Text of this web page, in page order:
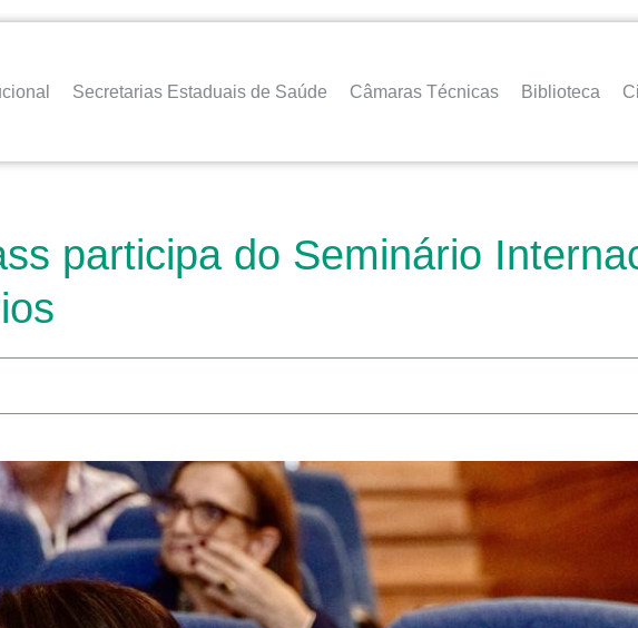
Secretarias Estaduais de Saúde Câmaras Técnicas Biblioteca
participa do Seminário